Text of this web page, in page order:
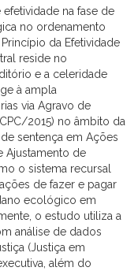
na fase de
no ordenamento
da Efetividade
reside no
e a celeridade
à ampla
via Agravo de
2015) no âmbito da
sentença em Ações
Ajustamento de
o sistema recursal
de fazer e pagar
ecológico em
o estudo utiliza a
análise de dados
(Justiça em
além do